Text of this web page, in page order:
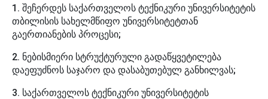
1. შეჩერდეს საქართველოს ტექნიკური უნივერსიტეტის
თბილისის სახელმწიფო უნივერსიტეტთან
გაერთიანების პროცესი;
2. ნებისმიერი სტრუქტურული გადაწყვეტილება
დაეფუძნოს საჯარო და დასაბუთებულ განხილვას;
3. საქართველოს ტექნიკური უნივერსიტეტის